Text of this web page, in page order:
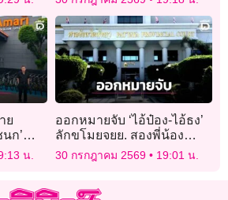
ย
ก’
ธิถูก
น.
ออกหมายจับ ‘ไอ้ป๋อง-ไอ้ธง’
ลักขโมยจยย. สองพี่น้อง
รัสเซียหายปริศนา
30 กรกฎาคม 2569 19:01 น.